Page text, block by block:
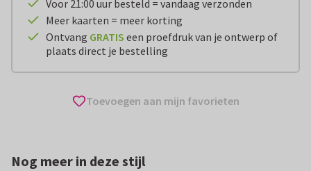
Voor 21:00 uur besteld = vandaag verzonden
Meer kaarten = meer korting
Ontvang GRATIS een proefdruk van je ontwerp of
plaats direct je bestelling
Toevoegen aan mijn favorieten
Nog meer in deze stijl